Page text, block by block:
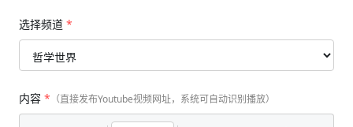
选择频道 *
内容 * （直接发布Youtube视频网址，系统可自动识别播放）